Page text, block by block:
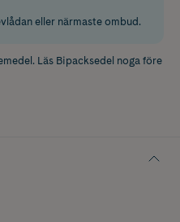
eller närmaste ombud.
Läs Bipacksedel noga före